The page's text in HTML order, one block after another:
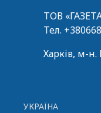
ТОВ
Тел.
Харків, м-н.
УКРАЇНА